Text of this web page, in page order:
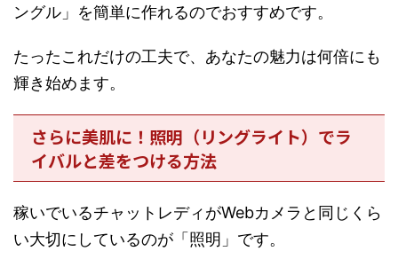
ングル」を簡単に作れるのでおすすめです。
たったこれだけの工夫で、あなたの魅力は何倍にも
輝き始めます。
さらに美肌に！照明（リングライト）でラ
イバルと差をつける方法
稼いでいるチャットレディがWebカメラと同じくら
い大切にしているのが「照明」です。